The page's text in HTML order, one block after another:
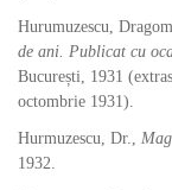
Hurumuzescu,
de ani. Publicat cu
București, 1931
octombrie 1931).
Hurmuzescu, Dr.,
1932.